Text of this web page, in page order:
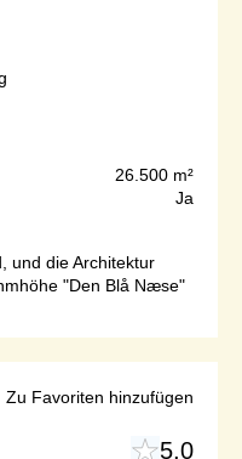
26.500 m²
Ja
und die Architektur
"Den Blå Næse"
5,0
Zu Favoriten hinzufügen